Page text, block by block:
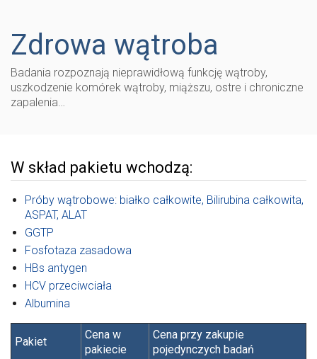
Zdrowa wątroba
Badania rozpoznają nieprawidłową funkcję wątroby,
uszkodzenie komórek wątroby, miąższu, ostre i chroniczne
zapalenia…
W skład pakietu wchodzą:
Próby wątrobowe: białko całkowite, Bilirubina całkowita,
ASPAT, ALAT
GGTP
Fosfotaza zasadowa
HBs antygen
HCV przeciwciała
Albumina
Pakiet
Cena w
pakiecie
Cena przy zakupie
pojedynczych badań